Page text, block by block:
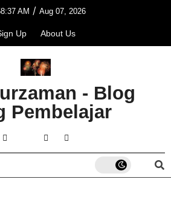
AM / Aug 07, 2026
Up About Us
- Blog
Pembelajar